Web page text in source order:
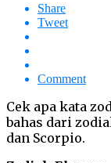
Share
Tweet
Comment
Cek apa kata
bahas dari
dan Scorpio.